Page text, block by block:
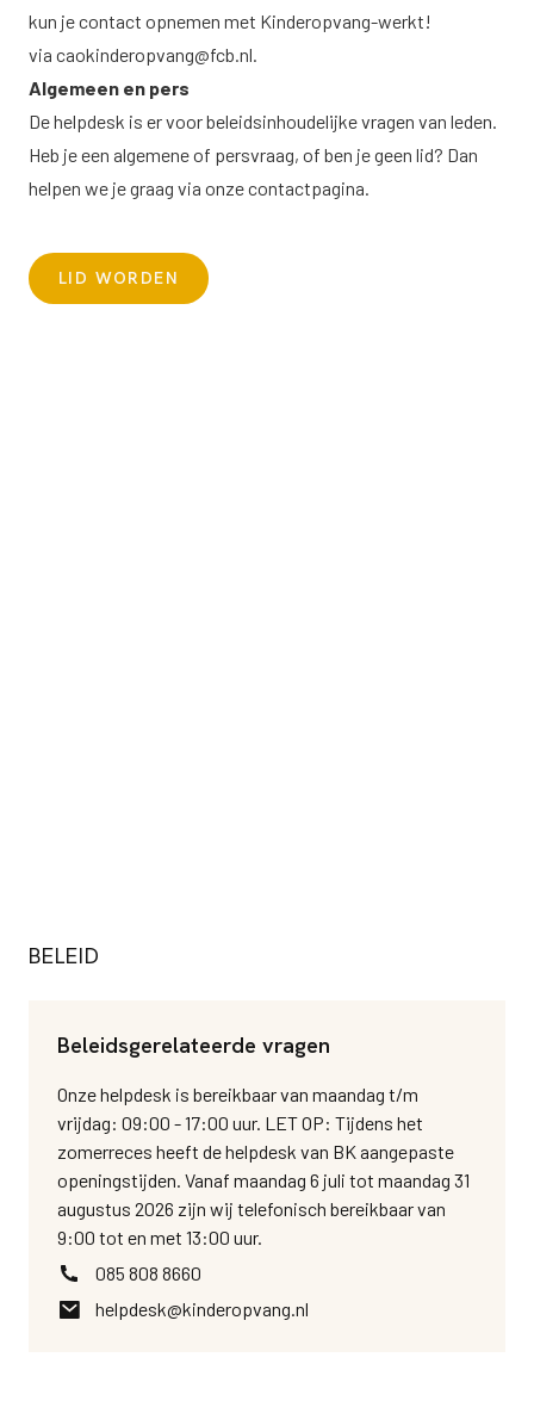
kun je contact opnemen met Kinderopvang-werkt!
via caokinderopvang@fcb.nl.
Algemeen en pers
De helpdesk is er voor beleidsinhoudelijke vragen van leden.
Heb je een algemene of persvraag, of ben je geen lid? Dan
helpen we je graag via onzecontactpagina.
LID WORDEN
BELEID
Beleidsgerelateerde vragen
Onze helpdesk is bereikbaar van maandag t/m
vrijdag: 09:00 - 17:00 uur. LET OP: Tijdens het
zomerreces heeft de helpdesk van BK aangepaste
openingstijden. Vanaf maandag 6 juli tot maandag 31
augustus 2026 zijn wij telefonisch bereikbaar van
9:00 tot en met 13:00 uur.
085 808 8660
helpdesk@kinderopvang.nl